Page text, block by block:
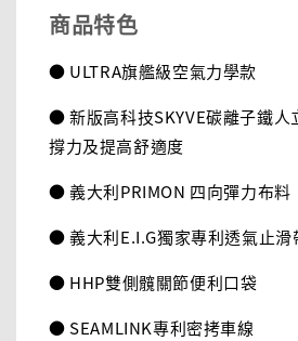
商品特色
● ULTRA旗艦級空氣力學款
● 新版高科技SKYVE碳離子鐵人
撐力及提高舒適度
● 義大利PRIMON 四向彈力布料
● 義大利E.I.G獨家專利透氣止滑
● HHP雙側髖關節便利口袋
● SEAMLINK專利密拷車線